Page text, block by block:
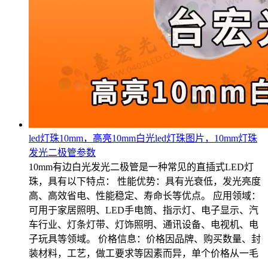
led灯珠10mm，高亮10mm白光led灯珠图片，10mm灯珠
发光二极管参数
10mm有边白光发光二极管是一种常见的直插式LED灯
珠，具有以下特点： 性能优势：具有光衰低，发光亮度
高、高效省电、性能稳定、寿命长等优点。 应用领域：
可用于家居照明、LED手电筒、指示灯、电子显示、汽
车行业、灯条灯带、灯饰照明、通讯设备、电视机、电
子玩具等领域。 价格信息：价格因品牌、购买数量、封
装材料，工艺，做工要求等因素而异，单个价格从一毛